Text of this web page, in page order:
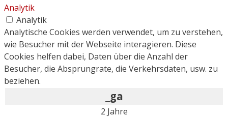
Analytik
Analytik
Analytische Cookies werden verwendet, um zu verstehen,
wie Besucher mit der Webseite interagieren. Diese
Cookies helfen dabei, Daten über die Anzahl der
Besucher, die Absprungrate, die Verkehrsdaten, usw. zu
beziehen.
_ga
2 Jahre